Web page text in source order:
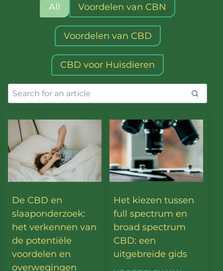
All Voordelen van CBN
Voordelen van CBD
CBD voor Huisdieren
De CBD en
slaaponderzoek:
het verkennen van
de potentiële
voordelen en
overwegingen
Het kiezen tussen
full spectrum en
broad spectrum
CBD: een
uitgebreide gids